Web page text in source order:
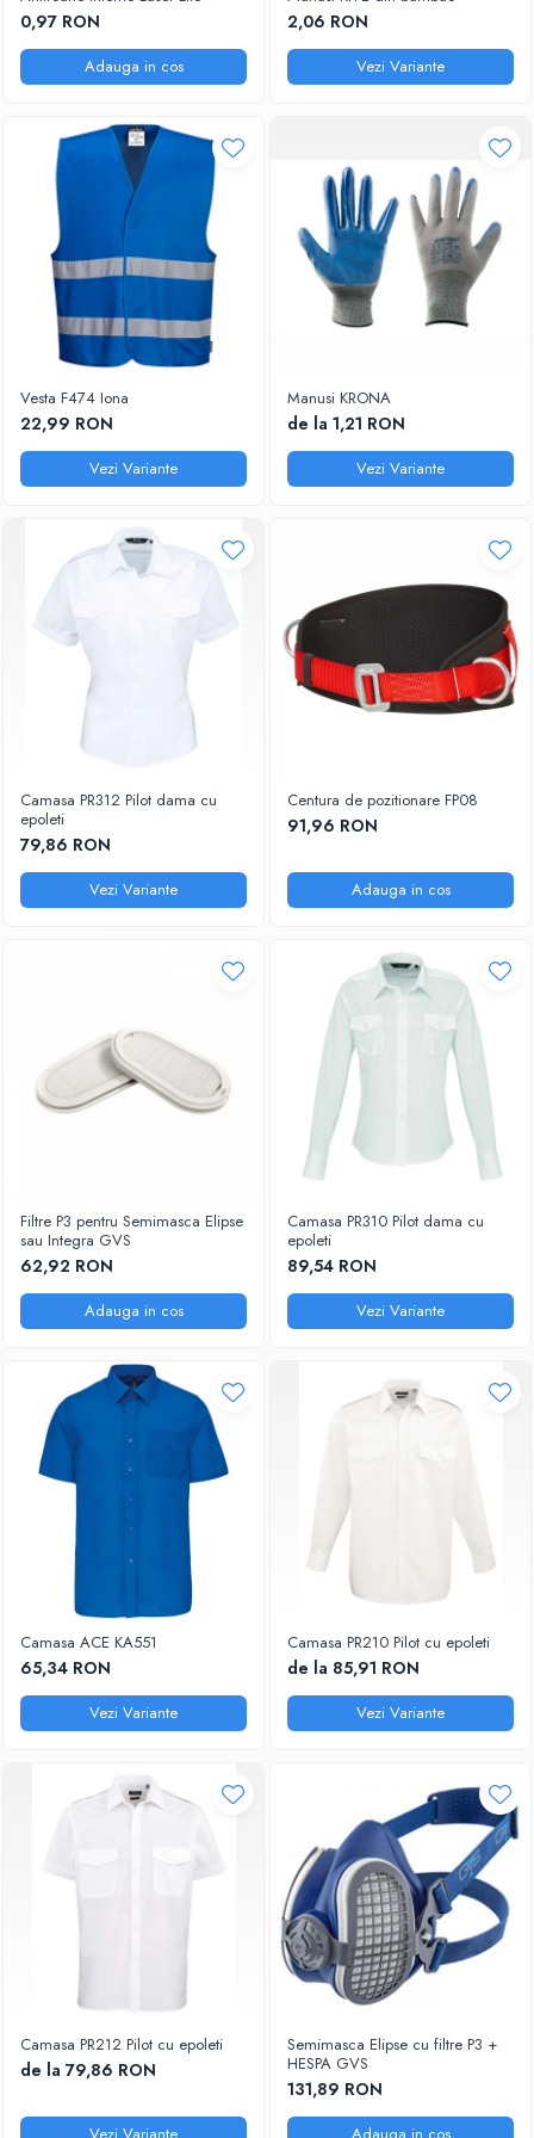
JACHETE DE LUCRU
PANTALONI DE LUCRU
INDUSTRIA ALIMENTARA
GENUNCHIERE
IMBRACAMINTE ANTICHIMICA |
MULTIRISC
CAMASI
FESURI, SEPCI, CAPISOANE
FLEECE
HANORACE
0,97 RON
Adauga in cos
2,06 RON
Vezi Variante
Vesta F474 Iona
22,99 RON
Vezi Variante
Manusi KRONA
de la 1,21 RON
Vezi Variante
Camasa PR312 Pilot dama cu
epoleti
79,86 RON
Vezi Variante
Centura de pozitionare FP08
91,96 RON
Adauga in cos
Filtre P3 pentru Semimasca Elipse
sau Integra GVS
62,92 RON
Adauga in cos
Camasa PR310 Pilot dama cu
epoleti
89,54 RON
Vezi Variante
Camasa ACE KA551
65,34 RON
Vezi Variante
Camasa PR210 Pilot cu epoleti
de la 85,91 RON
Vezi Variante
Camasa PR212 Pilot cu epoleti
de la 79,86 RON
Semimasca Elipse cu filtre P3 +
HESPA GVS
131,89 RON